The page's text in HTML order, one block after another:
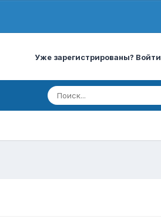
Уже зарегистрированы? Войти